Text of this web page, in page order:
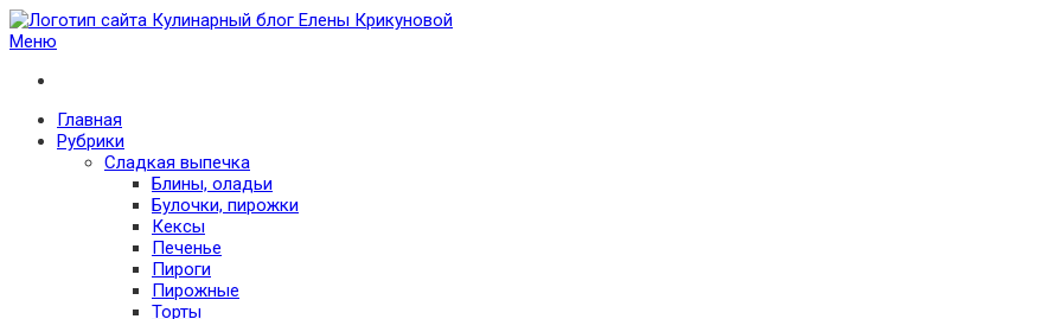
Меню
Главная
Рубрики
Сладкая выпечка
Блины, оладьи
Булочки, пирожки
Кексы
Печенье
Пироги
Пирожные
Торты